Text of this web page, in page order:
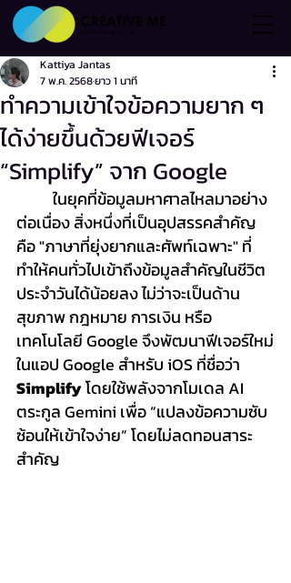
ทำความเข้าใจข้อความยาก ๆ
ได้ง่ายขึ้นด้วยฟีเจอร์
“Simplify” จาก Google
Kattiya Jantas
7 พ.ค. 2568ยาว 1 นาที
ต่อเนื่อง สิ่งหนึ่งที่เป็นอุปสรรคสำคัญ
คือ "ภาษาที่ยุ่งยากและศัพท์เฉพาะ" ที่
ทำให้คนทั่วไปเข้าถึงข้อมูลสำคัญในชีวิต
ประจำวันได้น้อยลง ไม่ว่าจะเป็นด้าน
สุขภาพ กฎหมาย การเงิน หรือ
เทคโนโลยี Google จึงพัฒนาฟีเจอร์ใหม่
ในแอป Google สำหรับ iOS ที่ชื่อว่า
Simplify โดยใช้พลังจากโมเดล AI
ตระกูล Gemini เพื่อ “แปลงข้อความซับ
ซ้อนให้เข้าใจง่าย” โดยไม่ลดทอนสาระ
สำคัญ